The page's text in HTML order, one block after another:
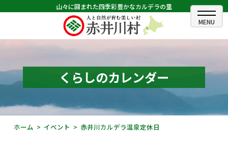
山々に囲まれた四季彩豊かなカルデラの里
ホーム
むらのできごと
むらのプロフィール
くらしの情報
くらしのカレンダー
ホーム イベント 赤井川カルデラ温泉定休日